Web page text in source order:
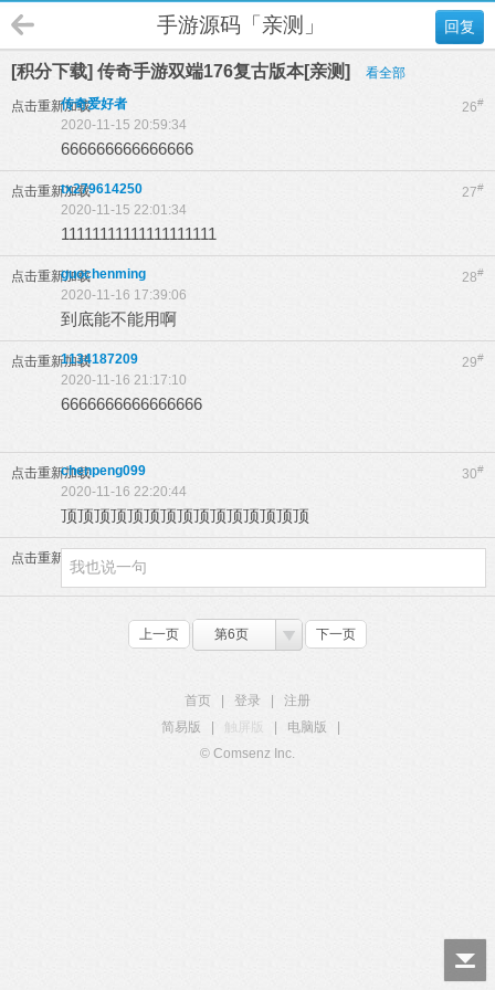
回复
手游源码「亲测」
[积分下载] 传奇手游双端176复古版本[亲测] 看全部
点击重新加载 26#
传奇爱好者
2020-11-15 20:59:34
666666666666666
点击重新加载 27#
tx279614250
2020-11-15 22:01:34
11111111111111111111
点击重新加载 28#
guochenming
2020-11-16 17:39:06
到底能不能用啊
点击重新加载 29#
1134187209
2020-11-16 21:17:10
6666666666666666
点击重新加载 30#
chenpeng099
2020-11-16 22:20:44
顶顶顶顶顶顶顶顶顶顶顶顶顶顶顶
点击重新加载
上一页 第6页 下一页
首页 登录
注册
简易版
触屏版 电脑版
© Comsenz Inc.